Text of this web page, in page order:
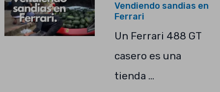
Vendiendo sandias en
Ferrari
Un Ferrari 488 GT
casero es una
tienda …